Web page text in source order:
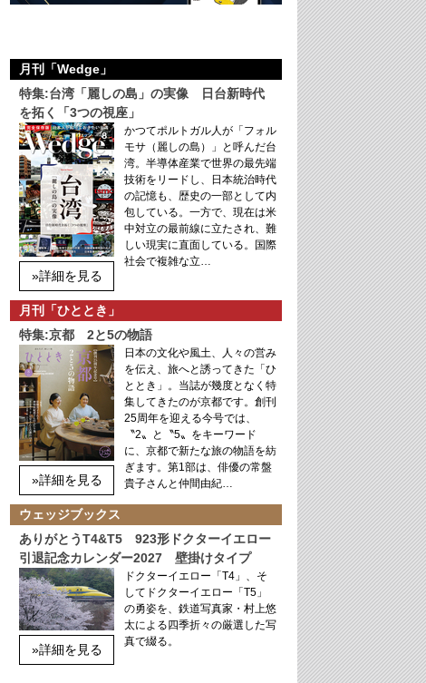
月刊「Wedge」
特集:台湾「麗しの島」の実像 日台新時代
を拓く「3つの視座」
»詳細を見る
かつてポルトガル人が「フォル
モサ（麗しの島）」と呼んだ台
湾。半導体産業で世界の最先端
技術をリードし、日本統治時代
の記憶も、歴史の一部として内
包している。一方で、現在は米
中対立の最前線に立たされ、難
しい現実に直面している。国際
社会で複雑な立…
月刊「ひととき」
特集:京都 2と5の物語
»詳細を見る
日本の文化や風土、人々の営み
を伝え、旅へと誘ってきた「ひ
ととき」。当誌が幾度となく特
集してきたのが京都です。創刊
25周年を迎える今号では、
〝2〟と〝5〟をキーワード
に、京都で新たな旅の物語を紡
ぎます。第1部は、俳優の常盤
貴子さんと仲間由紀…
ウェッジブックス
ありがとうT4&T5 923形ドクターイエロー
引退記念カレンダー2027 壁掛けタイプ
»詳細を見る
ドクターイエロー「T4」、そ
してドクターイエロー「T5」
の勇姿を、鉄道写真家・村上悠
太による四季折々の厳選した写
真で綴る。